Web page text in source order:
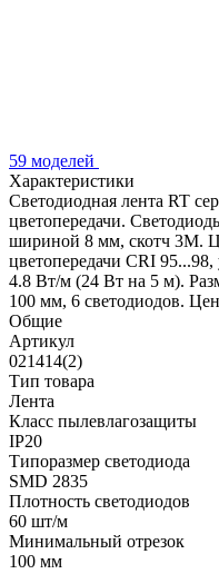
59 моделей
Характеристики
Светодиодная лента RT
цветопередачи.
шириной 8 мм, скотч 3М.
цветопередачи CRI
4.8 Вт/м (24 Вт на 5 м).
100 мм, 6 светодиодов.
Общие
Артикул
021414(2)
Тип товара
Лента
Класс пылевлагозащиты
IP20
Типоразмер светодиода
SMD 2835
Плотность светодиодов
60 шт/м
Минимальный отрезок
100 мм